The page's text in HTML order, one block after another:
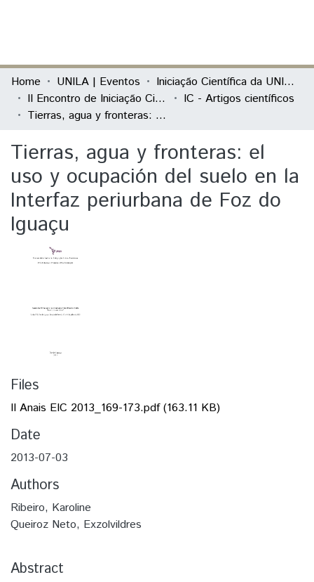
Communities & Collections
All of DSpace
Home UNILA | Eventos
Iniciação Científica da UNILA (IC)
II Encontro de Iniciação Científica da Unila "Resultados em debate"
IC - Artigos científicos
Tierras, agua y fronteras: el uso y ocupación del suelo en la Interfaz periurbana de Foz do Iguaçu
Tierras, agua y fronteras: el
uso y ocupación del suelo en la
Interfaz periurbana de Foz do
Iguaçu
Files
II Anais EIC 2013_169-173.pdf(163.11 KB)
Date
2013-07-03
Authors
Ribeiro, Karoline
Queiroz Neto, Exzolvildres
Abstract